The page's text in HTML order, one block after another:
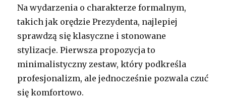
Na wydarzenia o charakterze formalnym,
takich jak orędzie Prezydenta, najlepiej
sprawdzą się klasyczne i stonowane
stylizacje. Pierwsza propozycja to
minimalistyczny zestaw, który podkreśla
profesjonalizm, ale jednocześnie pozwala czuć
się komfortowo.